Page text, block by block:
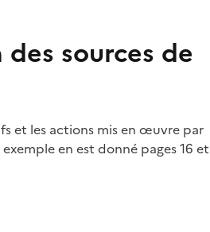
sources de
et les actions mis en œuvre par
en est donné pages 16 et